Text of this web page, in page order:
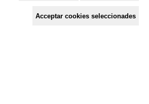
Acceptar cookies seleccionades
c/ Mestre Francesc Civil,